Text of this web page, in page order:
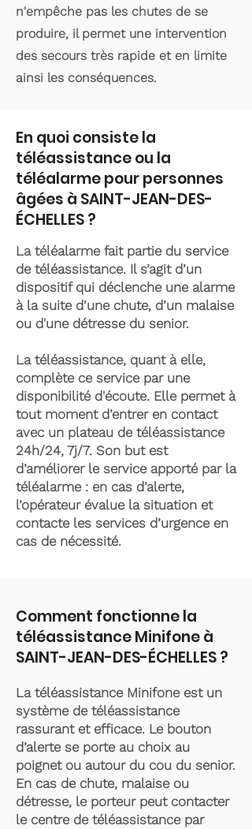
n'empêche pas les chutes de se
produire, il permet une intervention
des secours très rapide et en limite
ainsi les conséquences.
En quoi consiste la
téléassistance ou la
téléalarme pour personnes
âgées à SAINT-JEAN-DES-
ÉCHELLES ?
La téléalarme fait partie du service
de téléassistance. Il s’agit d’un
dispositif qui déclenche une alarme
à la suite d’une chute, d’un malaise
ou d'une détresse du senior.
La téléassistance, quant à elle,
complète ce service par une
disponibilité d'écoute. Elle permet à
tout moment d’entrer en contact
avec un plateau de téléassistance
24h/24, 7j/7. Son but est
d’améliorer le service apporté par la
téléalarme : en cas d’alerte,
l’opérateur évalue la situation et
contacte les services d’urgence en
cas de nécessité.
Comment fonctionne la
téléassistance Minifone à
SAINT-JEAN-DES-ÉCHELLES ?
La téléassistance Minifone est un
système de téléassistance
rassurant et efficace. Le bouton
d’alerte se porte au choix au
poignet ou autour du cou du senior.
En cas de chute, malaise ou
détresse, le porteur peut contacter
le centre de téléassistance par